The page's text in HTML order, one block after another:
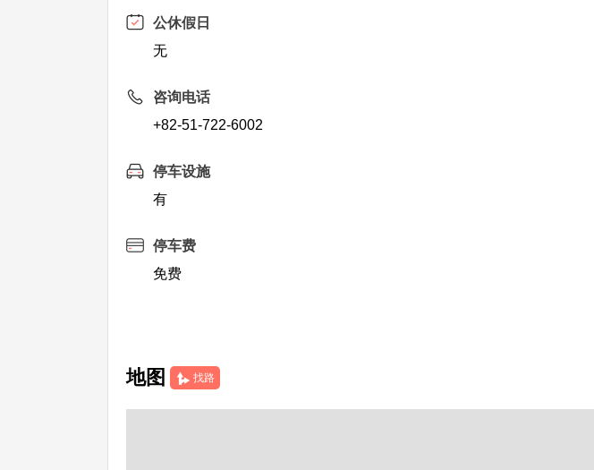
公休假日
无
咨询电话
+82-51-722-6002
停车设施
有
停车费
免费
地图 找路